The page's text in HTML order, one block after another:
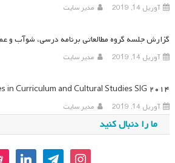
آوریل 14, 2019 مدیر سایت
گزارش جلسه گروه مطالعاتی برنامه درسی، شوآب و
آوریل 14, 2019 مدیر سایت
۲۰۱۴ AERA Critical Issues in Curriculum and Cultural Studies SIG
آوریل 14, 2019 مدیر سایت
ما را دنبال کنید
instagram
telegram
linkedin